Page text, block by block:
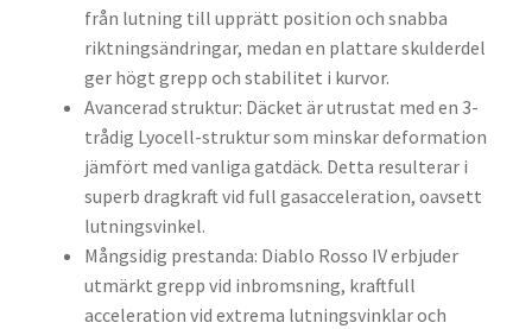
från lutning till upprätt position och snabba
riktningsändringar, medan en plattare skulderdel
ger högt grepp och stabilitet i kurvor.
Avancerad struktur: Däcket är utrustat med en 3-
trådig Lyocell-struktur som minskar deformation
jämfört med vanliga gatdäck. Detta resulterar i
superb dragkraft vid full gasacceleration, oavsett
lutningsvinkel.
Mångsidig prestanda: Diablo Rosso IV erbjuder
utmärkt grepp vid inbromsning, kraftfull
acceleration vid extrema lutningsvinklar och